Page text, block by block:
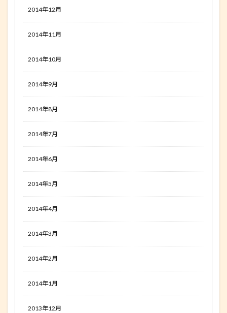
2014年12月
2014年11月
2014年10月
2014年9月
2014年8月
2014年7月
2014年6月
2014年5月
2014年4月
2014年3月
2014年2月
2014年1月
2013年12月